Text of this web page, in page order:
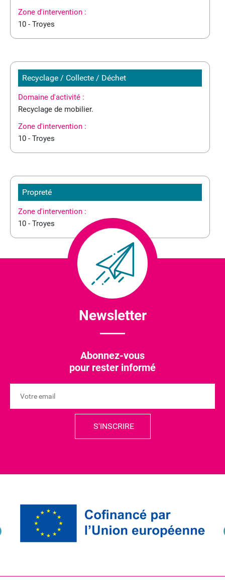
Zone d'intervention :
10 - Troyes
Recyclage / Collecte / Déchet
Domaine d'activité :
Recyclage de mobilier.
Zone d'intervention :
10 - Troyes
Propreté
Zone d'intervention :
10 - Troyes
Newsletter
Abonnez-vous
pour rester informé